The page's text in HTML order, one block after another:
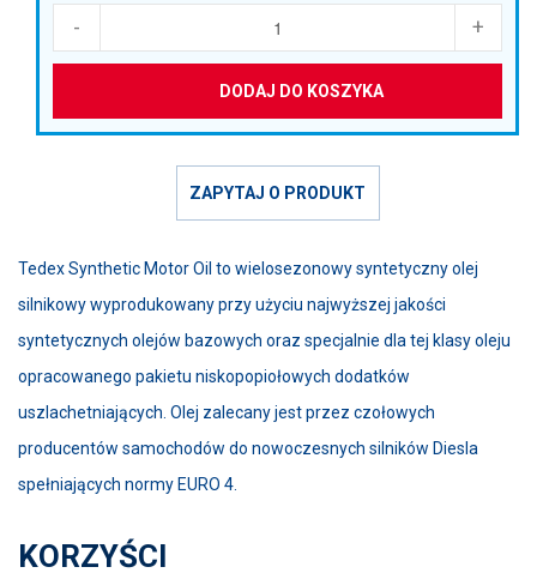
+
-
DODAJ DO KOSZYKA
ZAPYTAJ O PRODUKT
Tedex Synthetic Motor Oil to wielosezonowy syntetyczny olej
silnikowy wyprodukowany przy użyciu najwyższej jakości
syntetycznych olejów bazowych oraz specjalnie dla tej klasy oleju
opracowanego pakietu niskopopiołowych dodatków
uszlachetniających. Olej zalecany jest przez czołowych
producentów samochodów do nowoczesnych silników Diesla
spełniających normy EURO 4.
KORZYŚCI